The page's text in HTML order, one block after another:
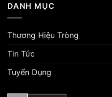
DANH MỤC
Thương Hiệu Tròng
Tin Tức
Tuyển Dụng